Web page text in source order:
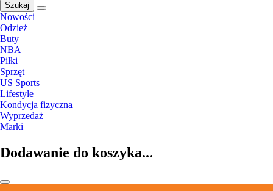
Szukaj
Nowości
Odzież
Buty
NBA
Piłki
Sprzęt
US Sports
Lifestyle
Kondycja fizyczna
Wyprzedaż
Marki
Dodawanie do koszyka...